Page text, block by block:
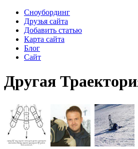
Сноубординг
Друзья сайта
Добавить статью
Карта сайта
Блог
Сайт
Другая